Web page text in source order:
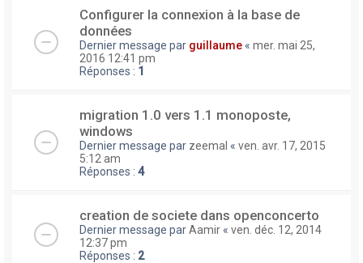
Configurer la connexion à la base de
données
Dernier message par guillaume « mer. mai 25,
2016 12:41 pm
Réponses : 1
migration 1.0 vers 1.1 monoposte,
windows
Dernier message par zeemal « ven. avr. 17, 2015
5:12 am
Réponses : 4
creation de societe dans openconcerto
Dernier message parAamir « ven. déc. 12, 2014
12:37 pm
Réponses : 2